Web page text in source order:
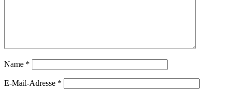
Name *
E-Mail-Adresse *